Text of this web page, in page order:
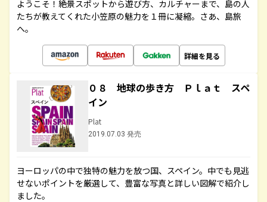
ようこそ！絶景スポットから遊び方、カルチャーまで、島の人
たちが教えてくれた小笠原の魅力を１冊に凝縮。さあ、島旅
へ。
詳細を見る
０８ 地球の歩き方 Ｐｌａｔ スペ
イン
Plat
2019.07.03 発売
ヨーロッパの中で独特の魅力を放つ国、スペイン。中でも見逃
せないポイントを厳選して、豊富な写真と詳しい図解で紹介し
ました。